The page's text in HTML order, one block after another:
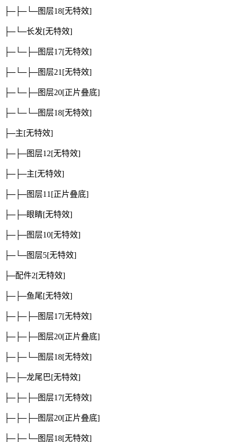
├─├─└─图层18[无特效]
├─└─长发[无特效]
├─└─├─图层17[无特效]
├─└─├─图层21 [无特效]
├─└─├─图层20[正片叠底]
├─└─└─图层18[无特效]
├─主[无特效]
├─├─图层12[无特效]
├─├─主[无特效]
├─├─图层11 [正片叠底]
├─├─眼睛[无特效]
├─├─图层10[无特效]
├─└─图层5[无特效]
├─配件2[无特效]
├─├─鱼尾[无特效]
├─├─├─图层17[无特效]
├─├─├─图层20[正片叠底]
├─├─└─图层18[无特效]
├─├─龙尾巴[无特效]
├─├─├─图层17[无特效]
├─├─├─图层20[正片叠底]
├─├─└─图层18[无特效]